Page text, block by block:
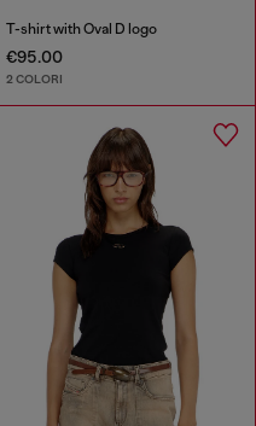
T-shirt with Oval D logo
€95.00
2 COLORI